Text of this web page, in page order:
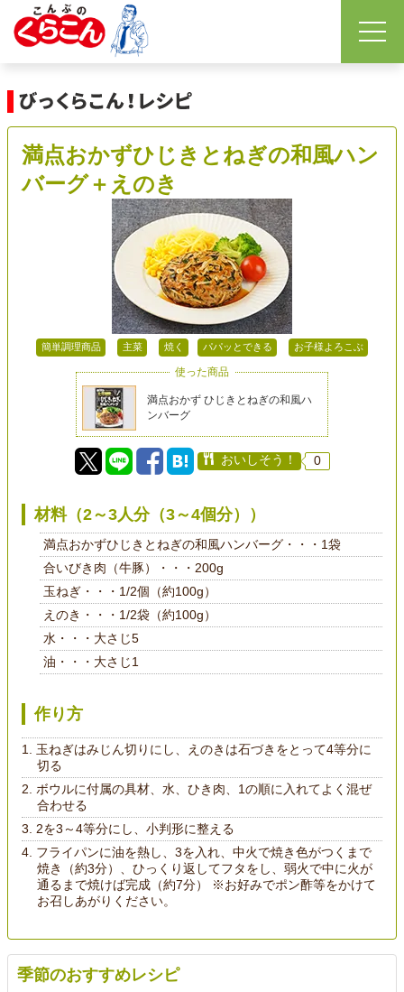
満点おかずひじきとねぎの和風ハン
バーグ＋えのき
簡単調理商品 主菜 焼く パパッとできる お子様よろこぶ
使った商品
満点おかず ひじきとねぎの和風ハ
ンバーグ
おいしそう！ 0
材料（2～3人分（3～4個分））
満点おかずひじきとねぎの和風ハンバーグ・・・1袋
合いびき肉（牛豚）・・・200g
玉ねぎ・・・1/2個（約100g）
えのき・・・1/2袋（約100g）
水・・・大さじ5
油・・・大さじ1
作り方
玉ねぎはみじん切りにし、えのきは石づきをとって4等分に
切る
ボウルに付属の具材、水、ひき肉、1の順に入れてよく混ぜ
合わせる
2を3～4等分にし、小判形に整える
フライパンに油を熱し、3を入れ、中火で焼き色がつくまで
焼き（約3分）、ひっくり返してフタをし、弱火で中に火が
通るまで焼けば完成（約7分） ※お好みでポン酢等をかけて
お召しあがりください。
季節のおすすめレシピ